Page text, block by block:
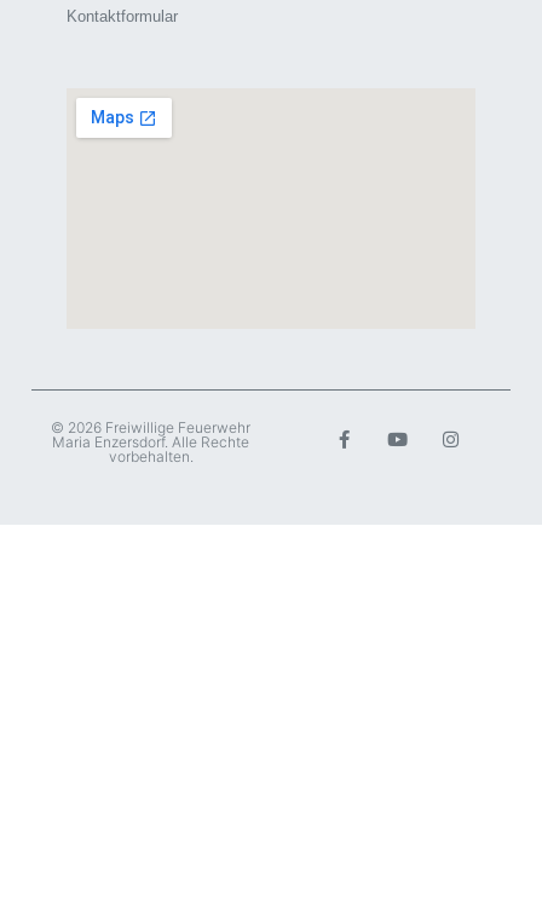
Kontaktformular
© 2026 Freiwillige Feuerwehr
Maria Enzersdorf. Alle Rechte
vorbehalten.